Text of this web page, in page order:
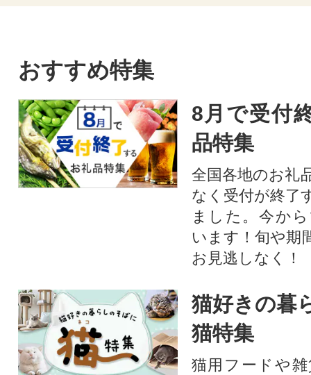
おすすめ特集
8月で受付
品特集
全国各地のお礼
なく受付が終了
ました。今か
います！旬や期
お見逃しなく！
猫好きの暮
猫特集
猫用フードや